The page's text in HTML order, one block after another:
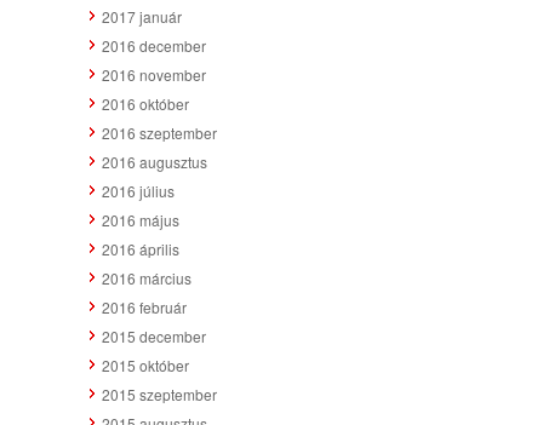
2017 január
2016 december
2016 november
2016 október
2016 szeptember
2016 augusztus
2016 július
2016 május
2016 április
2016 március
2016 február
2015 december
2015 október
2015 szeptember